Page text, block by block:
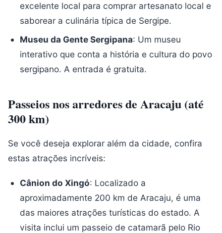
excelente local para comprar artesanato local e
saborear a culinária típica de Sergipe.
Museu da Gente Sergipana: Um museu
interativo que conta a história e cultura do povo
sergipano. A entrada é gratuita.
Passeios nos arredores de Aracaju (até
300 km)
Se você deseja explorar além da cidade, confira
estas atrações incríveis:
Cânion do Xingó: Localizado a
aproximadamente 200 km de Aracaju, é uma
das maiores atrações turísticas do estado. A
visita inclui um passeio de catamarã pelo Rio